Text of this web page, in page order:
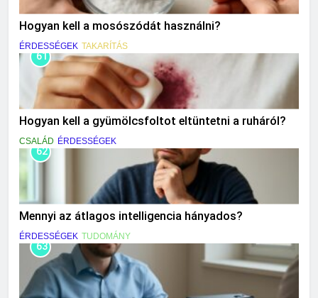
Hogyan kell a mosószódát használni?
ÉRDESSÉGEK TAKARÍTÁS
61
Hogyan kell a gyümölcsfoltot eltüntetni a ruháról?
CSALÁD ÉRDESSÉGEK
62
Mennyi az átlagos intelligencia hányados?
ÉRDESSÉGEK TUDOMÁNY
63